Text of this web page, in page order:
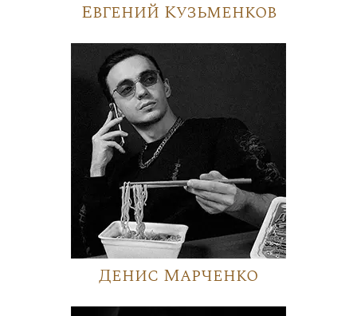
Евгений Кузьменков
Денис Марченко